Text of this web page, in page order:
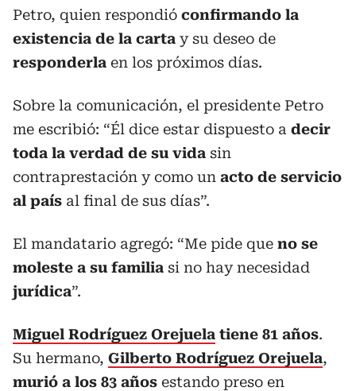
Petro, quien respondió confirmando la
existencia de la carta y su deseo de
responderla en los próximos días.
Sobre la comunicación, el presidente Petro
me escribió: “Él dice estar dispuesto a decir
toda la verdad de su vida sin
contraprestación y como un acto de servicio
al país al final de sus días”.
El mandatario agregó: “Me pide que no se
moleste a su familia si no hay necesidad
jurídica”.
Miguel Rodríguez Orejuela tiene 81 años.
Su hermano, Gilberto Rodríguez Orejuela,
murió a los 83 años estando preso en